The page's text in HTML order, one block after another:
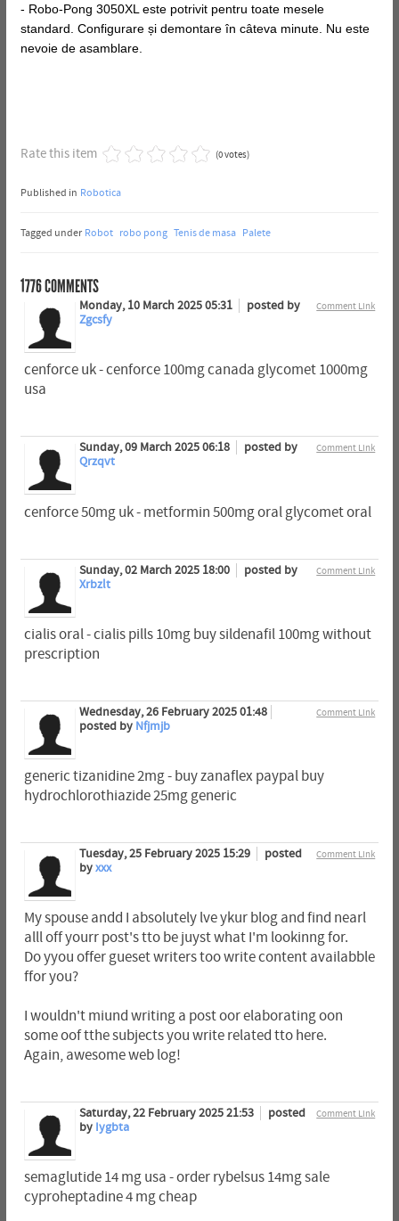
- Robo-Pong 3050XL este potrivit pentru toate mesele
standard. Configurare și demontare în câteva minute. Nu este
nevoie de asamblare.
Rate this item (0 votes)
Published in Robotica
Tagged under Robot robo pong Tenis de masa Palete
1776COMMENTS
Comment Link
Monday, 10 March 2025 05:31
posted by
Zgcsfy
cenforce uk - cenforce 100mg canada glycomet 1000mg
usa
Comment Link
Sunday, 09 March 2025 06:18
posted by
Qrzqvt
cenforce 50mg uk - metformin 500mg oral glycomet oral
Comment Link
Sunday, 02 March 2025 18:00
posted by
Xrbzlt
cialis oral - cialis pills 10mg buy sildenafil 100mg without
prescription
Comment Link
Wednesday, 26 February 2025 01:48
posted by Nfjmjb
generic tizanidine 2mg - buy zanaflex paypal buy
hydrochlorothiazide 25mg generic
Comment Link
Tuesday, 25 February 2025 15:29
posted
byxxx
My spouse andd I absolutely lve ykur blog and find nearl
alll off yourr post's tto be juyst what I'm lookinng for.
Do yyou offer gueset writers too write content availabble
ffor you?
I wouldn't miund writing a post oor elaborating oon
some oof tthe subjects you write related tto here.
Again, awesome web log!
Comment Link
Saturday, 22 February 2025 21:53
posted
by Iygbta
semaglutide 14 mg usa - order rybelsus 14mg sale
cyproheptadine 4 mg cheap